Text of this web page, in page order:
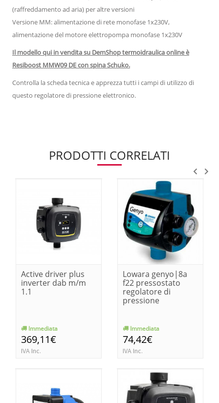
(raffreddamento ad aria) per altre versioni
Versione MM: alimentazione di rete monofase 1x230V,
alimentazione del motore elettropompa monofase 1x230V
Il modello qui in vendita su DemShop termoidraulica online è
Resiboost MMW09 DE con spina Schuko.
Controlla la scheda tecnica e apprezza tutti i campi di utilizzo di
questo regolatore di pressione elettronico.
PRODOTTI CORRELATI
Active driver plus
inverter dab m/m
1.1
Immediata
369,11€
IVA Inc.
Lowara genyo|8a
f22 pressostato
regolatore di
pressione
Immediata
74,42€
IVA Inc.